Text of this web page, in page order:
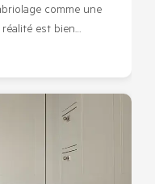
comme une
est bien…